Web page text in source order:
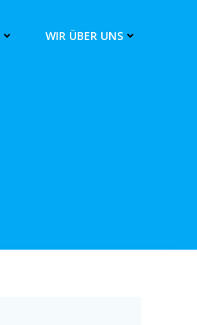
WIR ÜBER UNS